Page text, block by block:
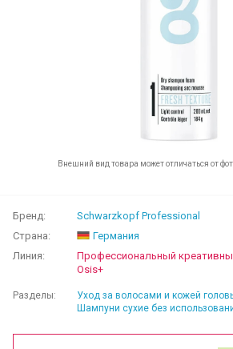
Внешний вид товара может отличаться от
Бренд:
Schwarzkopf Professional
Страна:
Германия
Линия:
Профессиональный
Osis+
Разделы: Уход за волосами и кожей
Шампуни сухие без